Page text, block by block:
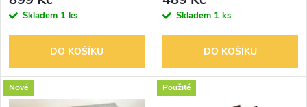
o
d
r
d
Skladem 1 ks
DO KOŠÍKU
Skladem 1 ks
DO KOŠÍKU
Nové Použité